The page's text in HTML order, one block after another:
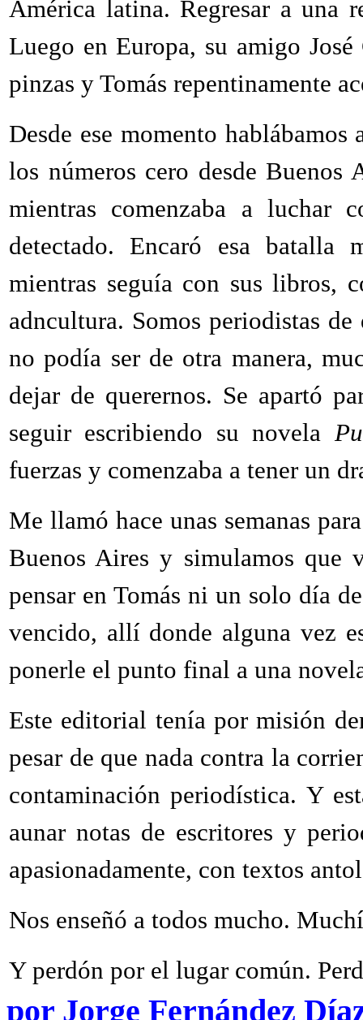
América latina. Regresar a una
Luego en Europa, su amigo
pinzas y Tomás repentinamente
Desde ese momento
los números cero desde Buenos
mientras comenzaba a luchar
detectado. Encaró esa batalla
mientras seguía con sus libros,
adncultura. Somos periodistas
no podía ser de otra manera,
dejar de querernos. Se apartó
seguir escribiendo su novela
fuerzas y comenzaba a tener un
Me llamó hace unas semanas
Buenos Aires y simulamos que
pensar en Tomás ni un solo día
vencido, allí donde alguna vez
ponerle el punto final a una
Este editorial tenía por misión
pesar de que nada contra la
contaminación periodística. Y
aunar notas de escritores y
apasionadamente, con textos
Nos enseñó a todos mucho.
Y perdón por el lugar común.
por Jorge Fernández